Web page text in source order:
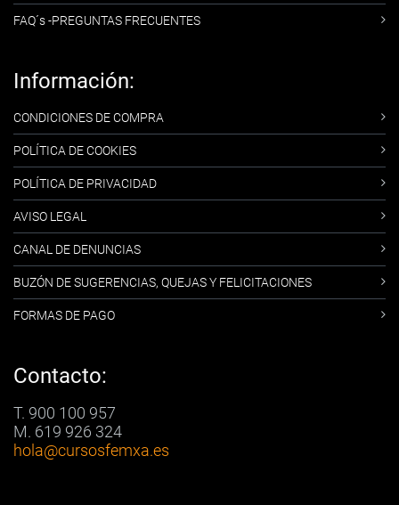
FAQ´s -PREGUNTAS FRECUENTES
Información:
CONDICIONES DE COMPRA
POLÍTICA DE COOKIES
POLÍTICA DE PRIVACIDAD
AVISO LEGAL
CANAL DE DENUNCIAS
BUZÓN DE SUGERENCIAS, QUEJAS Y FELICITACIONES
FORMAS DE PAGO
Contacto:
T. 900 100 957
M. 619 926 324
hola@cursosfemxa.es